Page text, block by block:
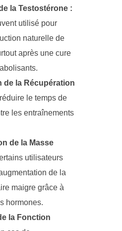
la Testostérone :
utilisé pour
naturelle de
après une cure
de la Récupération
le temps de
les entraînements
de la Masse
utilisateurs
de la
maigre grâce à
hormones.
la Fonction